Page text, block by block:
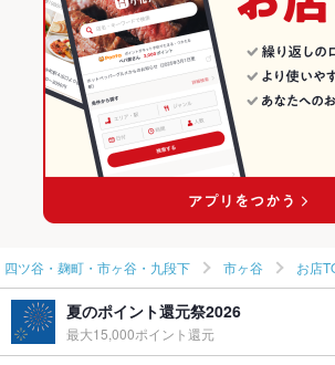
四ツ谷・麹町・市ヶ谷・九段下 × 和食
四ツ谷・麹町・市ヶ谷・九段下 × 和食全般
市ケ谷駅 × 和食
市ケ谷駅 × 和食全般
東京 × 海鮮
東京 × 和食
東京 × 和食全般
四ツ谷・麹町・市ヶ谷・九段下の居酒屋ラン
四ツ谷・麹町・市ヶ谷・九段下の海鮮ランキ
市ヶ谷のグルメランキング
市ヶ谷の居酒屋ランキング
市ヶ谷の海鮮ランキング
四ツ谷・麹町・市ヶ谷・九段下 市ヶ谷 お店
夏のポイント還元祭2026
最大15,000ポイント還元